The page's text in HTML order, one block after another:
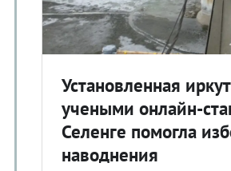
Установленная
учеными онлайн-
Селенге помогла
наводнения